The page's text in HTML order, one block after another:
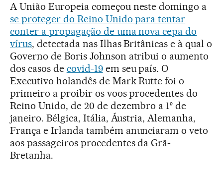
A União Europeia começou neste domingo a
se proteger do Reino Unido para tentar
conter a propagação de uma nova cepa do
vírus, detectada nas Ilhas Britânicas e à qual o
Governo de Boris Johnson atribui o aumento
dos casos de covid-19em seu país. O
Executivo holandês de Mark Rutte foi o
primeiro a proibir os voos procedentes do
Reino Unido, de 20 de dezembro a 1º de
janeiro. Bélgica, Itália, Áustria, Alemanha,
França e Irlanda também anunciaram o veto
aos passageiros procedentes da Grã-
Bretanha.